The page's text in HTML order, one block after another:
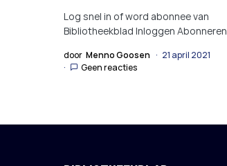
Log snel in of word abonnee van
Bibliotheekblad Inloggen Abonneren
door Menno Goosen
21 april 2021
Geen reacties